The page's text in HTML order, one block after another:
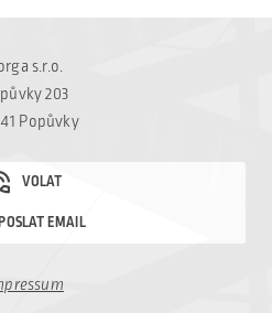
s.r.o.
203
Popůvky